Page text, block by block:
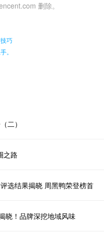
删除。
巧
。
二）
之路
选结果揭晓 周黑鸭荣登榜首
晓！品牌深挖地域风味